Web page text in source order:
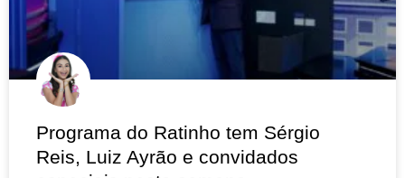
Programa do Ratinho tem Sérgio
Reis, Luiz Ayrão e convidados